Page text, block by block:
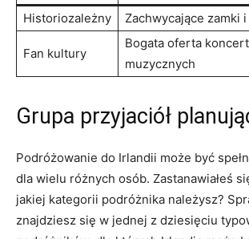
Historiozależny Zachwycające zamki
Fan kultury
Bogata oferta
muzycznych
Grupa ⁢przyjaciół​
Podróżowanie do Irlandii może być
dla wielu różnych osób. Zastanawiałeś
jakiej kategorii podróżnika ‍należysz?
znajdziesz się w jednej ⁣z dziesięciu